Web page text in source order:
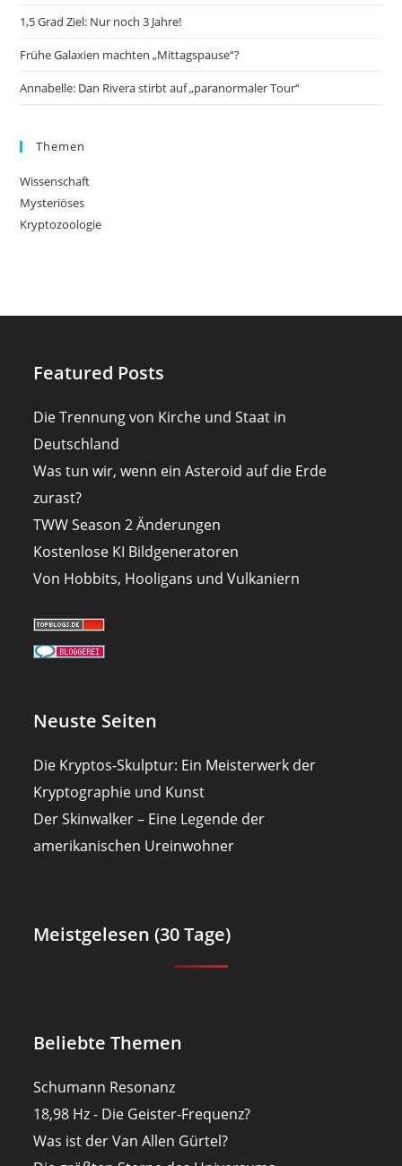
1,5 Grad Ziel: Nur noch 3 Jahre!
Frühe Galaxien machten „Mittagspause“?
Annabelle: Dan Rivera stirbt auf „paranormaler Tour“
Themen
Wissenschaft
Mysteriöses
Kryptozoologie
Featured Posts
Die Trennung von Kirche und Staat in
Deutschland
Was tun wir, wenn ein Asteroid auf die Erde
zurast?
TWW Season 2 Änderungen
Kostenlose KI Bildgeneratoren
Von Hobbits, Hooligans und Vulkaniern
Neuste Seiten
Die Kryptos-Skulptur: Ein Meisterwerk der
Kryptographie und Kunst
Der Skinwalker – Eine Legende der
amerikanischen Ureinwohner
Meistgelesen (30 Tage)
Beliebte Themen
Schumann Resonanz
18,98 Hz - Die Geister-Frequenz?
Was ist der Van Allen Gürtel?